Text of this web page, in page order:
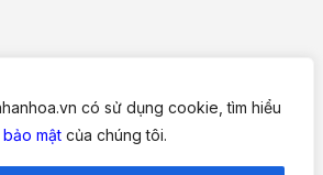
có sử dụng cookie, tìm hiểu
mật của chúng tôi.
này chỉ mang tính chất nội bộ tham khảo;